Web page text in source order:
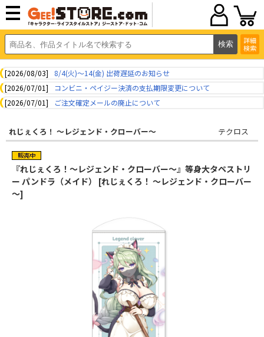
詳細
検索
[2026/08/03]
8/4(火)～14(金) 出荷遅延のお知らせ
[2026/07/01]
コンビニ・ペイジー決済の支払期限変更について
[2026/07/01]
ご注文確定メールの廃止について
れじぇくろ！ ～レジェンド・クローバー～ テクロス
『れじぇくろ！～レジェンド・クローバー～』等身大タペストリ
ー パンドラ（メイド） [れじぇくろ！ ～レジェンド・クローバー
～]